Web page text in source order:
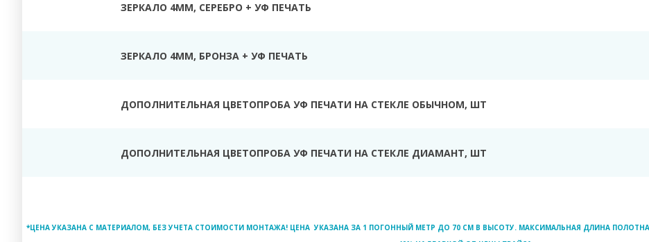
ЗЕРКАЛО 4ММ, СЕРЕБРО + УФ ПЕЧАТЬ
ЗЕРКАЛО 4ММ, БРОНЗА + УФ ПЕЧАТЬ
ДОПОЛНИТЕЛЬНАЯ ЦВЕТОПРОБА УФ ПЕЧАТИ НА СТЕКЛЕ ОБЫЧНОМ, ШТ
ДОПОЛНИТЕЛЬНАЯ ЦВЕТОПРОБА УФ ПЕЧАТИ НА СТЕКЛЕ ДИАМАНТ, ШТ
*ЦЕНА УКАЗАНА С МАТЕРИАЛОМ, БЕЗ УЧЕТА СТОИМОСТИ МОНТАЖА! ЦЕНА УКАЗАНА ЗА 1 ПОГОННЫЙ МЕТР ДО 70 СМ В ВЫСОТУ. МАКСИМАЛЬНАЯ ДЛИНА